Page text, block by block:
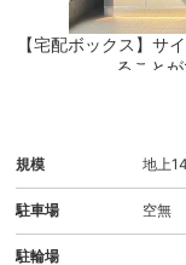
【宅配ボックス】サ
ること
規模 地上
駐車場 空無
駐輪場